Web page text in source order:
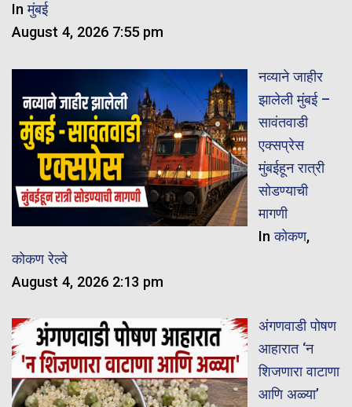
Inमुंबई
August 4, 2026 7:55 pm
नव्याने जाहीर
झालेली मुंबई –
सावंतवाडी
एक्सप्रेस
मुंबईहून रात्री
सोडण्याची
मागणी
Inकोकण,
कोकण रेल्वे
August 4, 2026 2:13 pm
अंगणवाडी पोषण
आहारात ‘न
शिजणारा वाटाणा
आणि अळ्या’